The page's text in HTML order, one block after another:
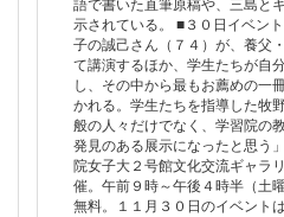
示されている。 ■３０日イベン
子の誠己さん（７４）が、養父
て講演するほか、学生たちが自
し、その中から最もお薦めの一
かれる。学生たちを指導した牧
般の人々だけでなく、学習院の
発見のある展示になったと思う
院女子大２号館文化交流ギャラ
催。午前９時～午後４時半（土
無料。１１月３０日のイベント